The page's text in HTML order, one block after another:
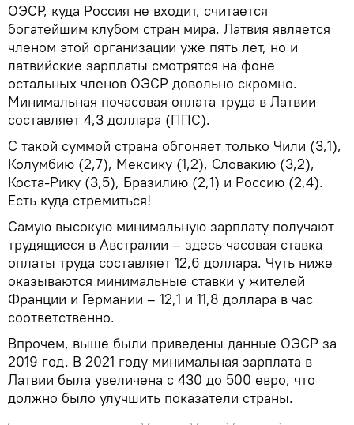
ОЭСР, куда Россия не входит, считается
богатейшим клубом стран мира. Латвия является
членом этой организации уже пять лет, но и
латвийские зарплаты смотрятся на фоне
остальных членов ОЭСР довольно скромно.
Минимальная почасовая оплата труда в Латвии
составляет 4,3 доллара (ППС).
С такой суммой страна обгоняет только Чили (3,1),
Колумбию (2,7), Мексику (1,2), Словакию (3,2),
Коста-Рику (3,5), Бразилию (2,1) и Россию (2,4).
Есть куда стремиться!
Самую высокую минимальную зарплату получают
трудящиеся в Австралии – здесь часовая ставка
оплаты труда составляет 12,6 доллара. Чуть ниже
оказываются минимальные ставки у жителей
Франции и Германии – 12,1 и 11,8 доллара в час
соответственно.
Впрочем, выше были приведены данные ОЭСР за
2019 год. В 2021 году минимальная зарплата в
Латвии была увеличена с 430 до 500 евро, что
должно было улучшить показатели страны.